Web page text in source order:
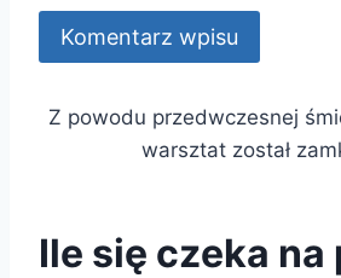
Z powodu przedwczesnej
warsztat został
Ile się czeka na